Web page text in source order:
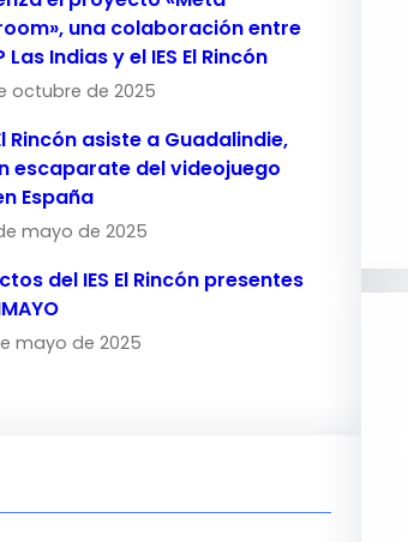
una colaboración entre
Las Indias y el IES El Rincón
octubre de 2025
Rincón asiste a Guadalindie,
escaparate del videojuego
España
mayo de 2025
del IES El Rincón presentes
mayo de 2025